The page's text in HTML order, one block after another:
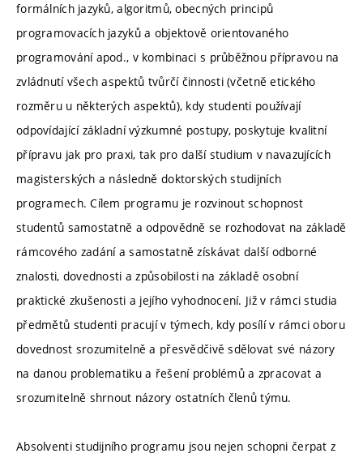
formálních jazyků, algoritmů, obecných principů
programovacích jazyků a objektově orientovaného
programování apod., v kombinaci s průběžnou přípravou na
zvládnutí všech aspektů tvůrčí činnosti (včetně etického
rozměru u některých aspektů), kdy studenti používají
odpovídající základní výzkumné postupy, poskytuje kvalitní
přípravu jak pro praxi, tak pro další studium v navazujících
magisterských a následně doktorských studijních
programech. Cílem programu je rozvinout schopnost
studentů samostatně a odpovědně se rozhodovat na základě
rámcového zadání a samostatně získávat další odborné
znalosti, dovednosti a způsobilosti na základě osobní
praktické zkušenosti a jejího vyhodnocení. Již v rámci studia
předmětů studenti pracují v týmech, kdy posílí v rámci oboru
dovednost srozumitelně a přesvědčivě sdělovat své názory
na danou problematiku a řešení problémů a zpracovat a
srozumitelně shrnout názory ostatních členů týmu.
Absolventi studijního programu jsou nejen schopni čerpat z